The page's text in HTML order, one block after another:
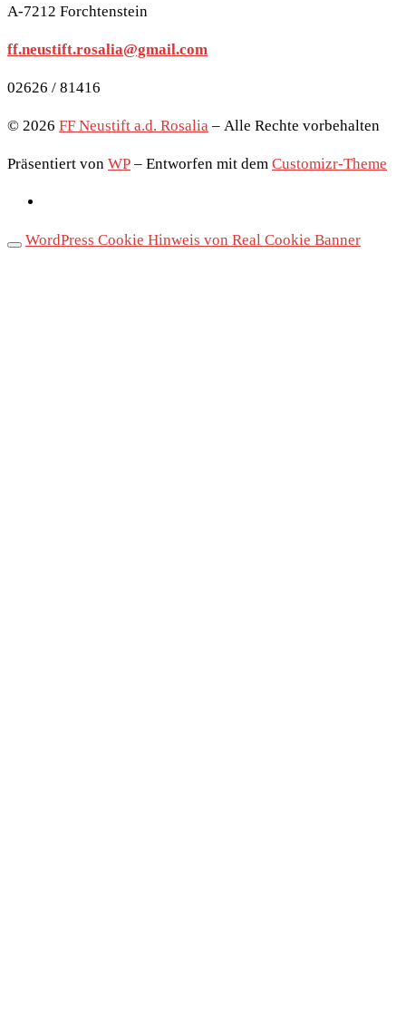
A-7212 Forchtenstein
ff.neustift.rosalia@gmail.com
02626 / 81416
© 2026 FF Neustift a.d. Rosalia – Alle Rechte vorbehalten
Präsentiert von WP – Entworfen mit dem Customizr-Theme
WordPress Cookie Hinweis von Real Cookie Banner